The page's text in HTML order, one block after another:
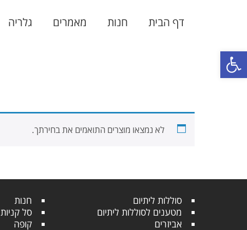
פתח סרגל נגישות
דף הבית חנות מאמרים גלריה
לא נמצאו מוצרים התואמים את בחירתך.
סוללות ליתיום
מטענים לסוללות ליתיום
אביזרים
חנות
סל קניות
קופה